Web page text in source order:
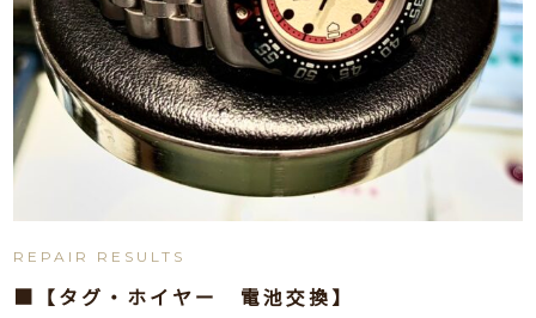
REPAIR RESULTS
■【タグ・ホイヤー 電池交換】